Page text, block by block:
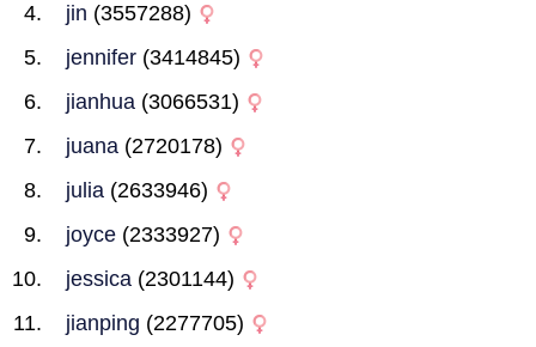
jin (3557288)
jennifer (3414845)
jianhua (3066531)
juana (2720178)
julia (2633946)
joyce (2333927)
jessica (2301144)
jianping (2277705)